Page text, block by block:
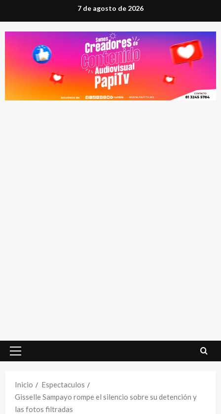
al
contenido
7 de agosto de 2026
Menú
Inicio
Espectaculos
Gisselle Sampayo rompe el silencio sobre su detención y
las fotos filtradas